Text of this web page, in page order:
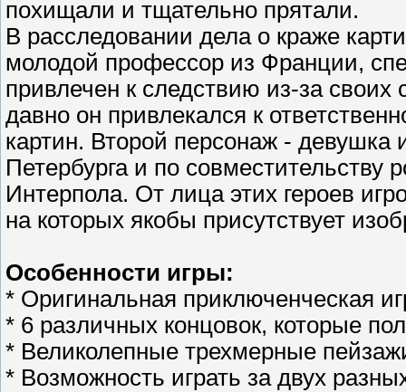
похищали и тщательно прятали.
В расследовании дела о краже
молодой профессор из Франции,
привлечен к следствию из-за
давно он привлекался к
картин. Второй персонаж -
Петербурга и по совместительству
Интерпола. От лица этих героев
на которых якобы присутствует
Особенности игры:
* Оригинальная приключенческая
* 6 различных концовок, которые
* Великолепные трехмерные
* Возможность играть за двух